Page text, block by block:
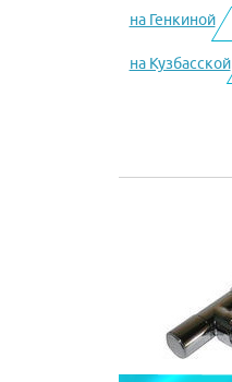
на Генкиной
на Кузбасской